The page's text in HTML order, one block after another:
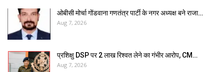
ओबीसी मोर्चा गोंडवाना गणतंत्र पार्टी के नगर अध्यक्ष बने राजा…
Aug 7, 2026
प्रशिक्षु DSP पर ₹2 लाख रिश्वत लेने का गंभीर आरोप, CM…
Aug 7, 2026